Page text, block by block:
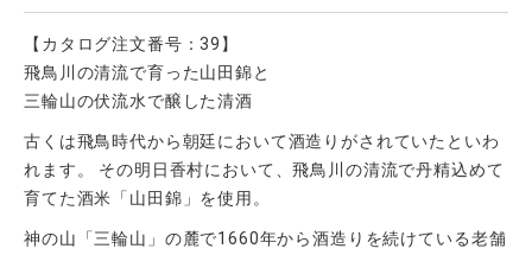
【カタログ注文番号：39】
飛鳥川の清流で育った山田錦と
三輪山の伏流水で醸した清酒
古くは飛鳥時代から朝廷において酒造りがされていたといわ
れます。 その明日香村において、飛鳥川の清流で丹精込めて
育てた酒米「山田錦」を使用。
神の山「三輪山」の麓で1660年から酒造りを続けている老舗